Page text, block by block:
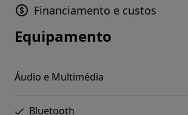
Financiamento e custos
Equipamento
Áudio e Multimédia
Bluetooth